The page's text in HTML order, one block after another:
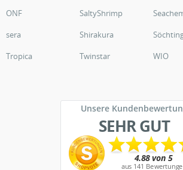
ONF
SaltyShrimp
sera
Shirakura
Tropica
Twinstar WIO
Unsere
SEHR GUT